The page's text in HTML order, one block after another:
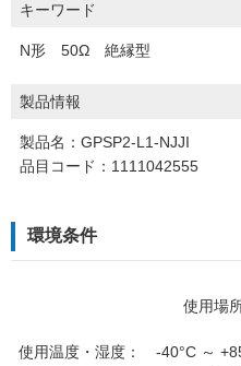
キーワード
N形 50Ω 絶縁型
製品情報
製品名：GPSP2-L1-NJJI
品目コード：1111042555
環境条件
使用場
使用温度・湿度： -40°C ～